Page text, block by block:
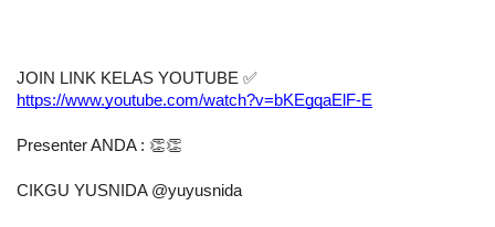
JOIN LINK KELAS YOUTUBE ✅
https://www.youtube.com/watch?v=bKEgqaElF-E
Presenter ANDA : 👏👏
CIKGU YUSNIDA @yuyusnida